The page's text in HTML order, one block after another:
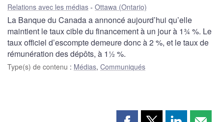
Relations avec les médias Ottawa (Ontario)
La Banque du Canada a annoncé aujourd’hui qu’elle
maintient le taux cible du financement à un jour à 1¾ %. Le
taux officiel d’escompte demeure donc à 2 %, et le taux de
rémunération des dépôts, à 1½ %.
Type(s) de contenu : Médias, Communiqués